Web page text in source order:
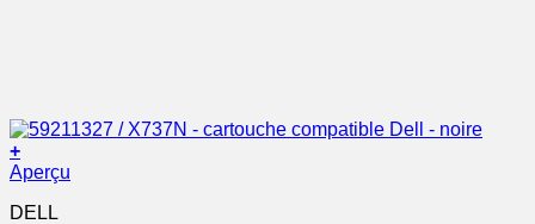
+
Aperçu
DELL